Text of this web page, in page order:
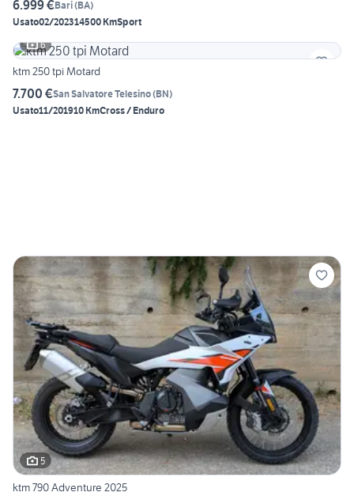
6.999 €Bari(BA)
Usato02/202314500 KmSport
6
ktm 250 tpi Motard
7.700 €San Salvatore Telesino(BN)
Usato11/201910 KmCross / Enduro
5
ktm 790 Adventure 2025